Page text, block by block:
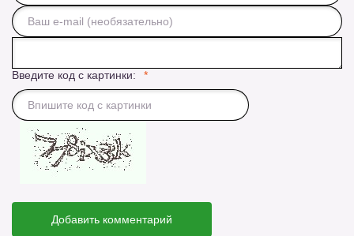
Введите код с картинки:
Добавить комментарий